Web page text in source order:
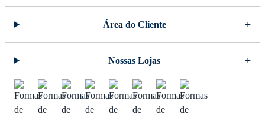
Área do Cliente
Nossas Lojas